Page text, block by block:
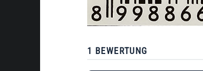
1 BEWERTUNG